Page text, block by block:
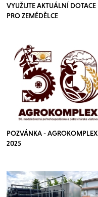
VYUŽIJTE AKTUÁLNÍ DOTACE
PRO ZEMĚDĚLCE
POZVÁNKA - AGROKOMPLEX
2025